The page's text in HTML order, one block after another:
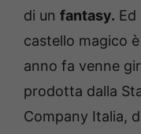
di un fantasy.
castello magico
anno fa venne
prodotta dalla
Company Italia,